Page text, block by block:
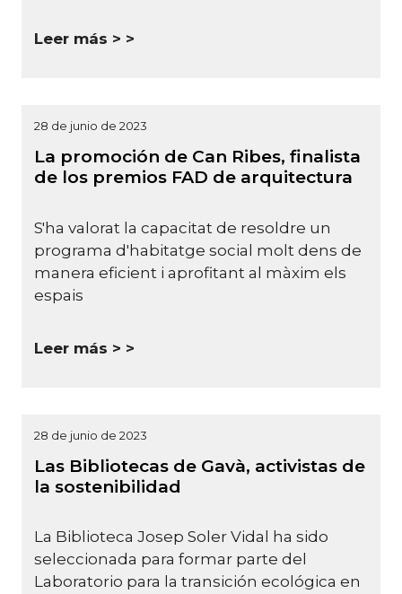
Leer más >
28 de junio de 2023
La promoción de Can Ribes, finalista
de los premios FAD de arquitectura
S'ha valorat la capacitat de resoldre un
programa d'habitatge social molt dens de
manera eficient i aprofitant al màxim els
espais
Leer más >
28 de junio de 2023
Las Bibliotecas de Gavà, activistas de
la sostenibilidad
La Biblioteca Josep Soler Vidal ha sido
seleccionada para formar parte del
Laboratorio para la transición ecológica en